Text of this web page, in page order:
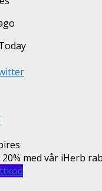
med vår iHerb